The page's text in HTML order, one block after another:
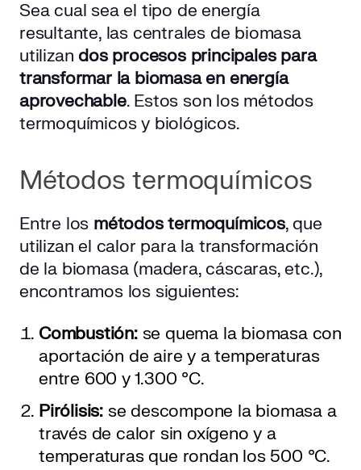
Sea cual sea el tipo de energía
resultante, las centrales de biomasa
utilizan dos procesos principales para
transformar la biomasa en energía
aprovechable. Estos son los métodos
termoquímicos y biológicos.
Métodos termoquímicos
Entre los métodos termoquímicos, que
utilizan el calor para la transformación
de la biomasa (madera, cáscaras, etc.),
encontramos los siguientes:
Combustión:se quema la biomasa con
aportación de aire y a temperaturas
entre 600 y 1.300 °C.
Pirólisis: se descompone la biomasa a
través de calor sin oxígeno y a
temperaturas que rondan los 500 °C.